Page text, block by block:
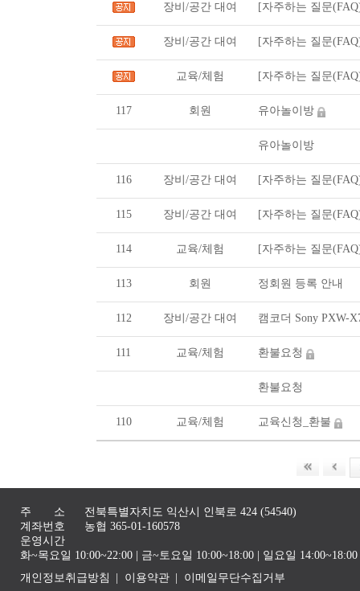
장비/공간 대여 [자주하는 질문
장비/공간 대여 [자주하는 질문
교육/체험 [자주하는 질문
117 회원 유아놀이방
유아놀이방
116 장비/공간 대여 [자주하는 질문
115 장비/공간 대여 [자주하는 질문
114 교육/체험 [자주하는 질문
113 회원 정회원 등록 안내
112 장비/공간 대여 캠코더 Sony PXW-
111 교육/체험 환불요청
환불요청
110 교육/체험 교육신청_환불
주 소
전북특별자치도 익산시 인북로 424 (54540)
계좌번호
농협 365-01-160578
운영시간
화~목요일 10:00~22:00 | 금~토요일 10:00~18:00 | 일요일
개인정보취급방침
이용약관 이메일무단수집거부